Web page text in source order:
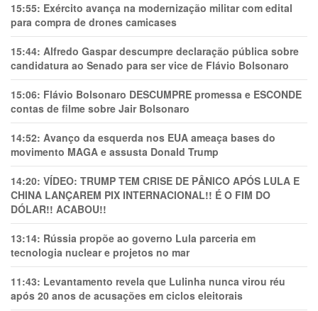
15:55: Exército avança na modernização militar com edital
para compra de drones camicases
15:44: Alfredo Gaspar descumpre declaração pública sobre
candidatura ao Senado para ser vice de Flávio Bolsonaro
15:06: Flávio Bolsonaro DESCUMPRE promessa e ESCONDE
contas de filme sobre Jair Bolsonaro
14:52: Avanço da esquerda nos EUA ameaça bases do
movimento MAGA e assusta Donald Trump
14:20: VÍDEO: TRUMP TEM CRlSE DE PÂNlCO APÓS LULA E
CHINA LANÇAREM PIX INTERNACIONAL!! É O FIM DO
DÓLAR!! ACABOU!!
13:14: Rússia propõe ao governo Lula parceria em
tecnologia nuclear e projetos no mar
11:43: Levantamento revela que Lulinha nunca virou réu
após 20 anos de acusações em ciclos eleitorais